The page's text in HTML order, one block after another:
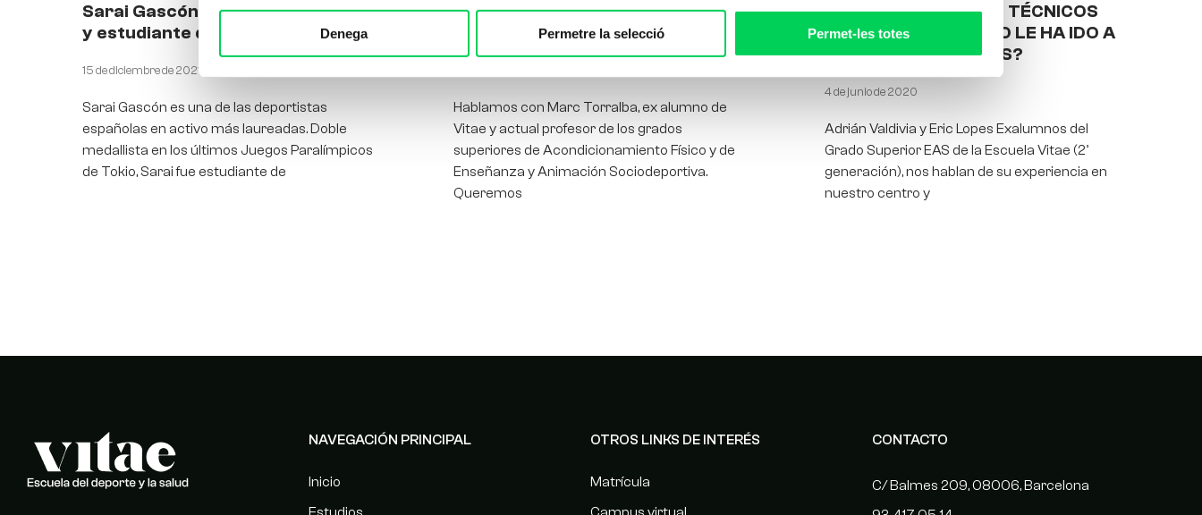
Denega Permetre la selecció Permet-les totes
Sarai Gascón, medallista olímpica
y estudiante de oro
15 de diciembre de 2021
Sarai Gascón es una de las deportistas
españolas en activo más laureadas. Doble
medallista en los últimos Juegos Paralímpicos
de Tokio, Sarai fue estudiante de
«Ser profesor en Vitae es un
sueño hecho realidad»
Hablamos con Marc Torralba, ex alumno de
Vitae y actual profesor de los grados
superiores de Acondicionamiento Físico y de
Enseñanza y Animación Sociodeportiva.
Queremos
10 AÑOS FORMANDO TÉCNICOS
DEPORTIVOS. ¿CÓMO LE HA IDO A
NUESTROS ALUMNOS?
4 de junio de 2020
Adrián Valdivia y Eric Lopes Exalumnos del
Grado Superior EAS de la Escuela Vitae (2ª
generación), nos hablan de su experiencia en
nuestro centro y
NAVEGACIÓN PRINCIPAL
Inicio
OTROS LINKS DE INTERÉS
Matrícula
CONTACTO
C/ Balmes 209, 08006, Barcelona